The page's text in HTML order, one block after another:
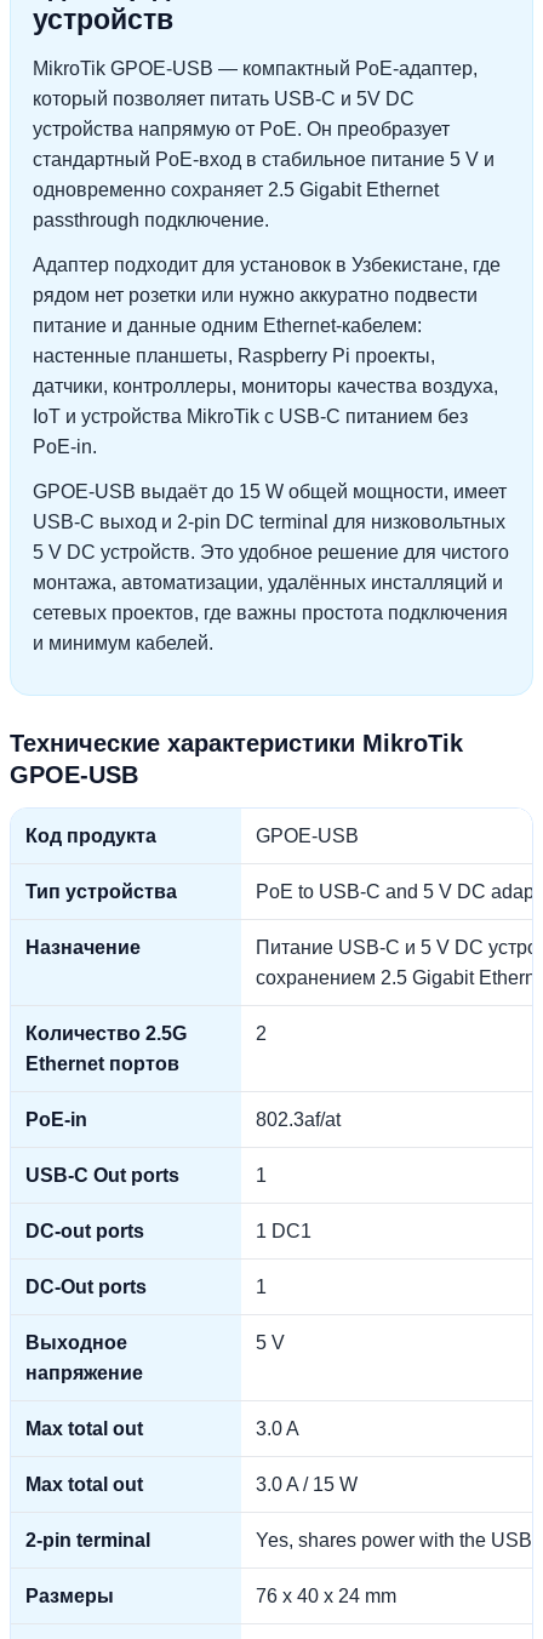
устройств
MikroTik GPOE-USB — компактный PoE-адаптер,
который позволяет питать USB-C и 5V DC
устройства напрямую от PoE. Он преобразует
стандартный PoE-вход в стабильное питание 5 V и
одновременно сохраняет 2.5 Gigabit Ethernet
passthrough подключение.
Адаптер подходит для установок в Узбекистане, где
рядом нет розетки или нужно аккуратно подвести
питание и данные одним Ethernet-кабелем:
настенные планшеты, Raspberry Pi проекты,
датчики, контроллеры, мониторы качества воздуха,
IoT и устройства MikroTik с USB-C питанием без
PoE-in.
GPOE-USB выдаёт до 15 W общей мощности, имеет
USB-C выход и 2-pin DC terminal для низковольтных
5 V DC устройств. Это удобное решение для чистого
монтажа, автоматизации, удалённых инсталляций и
сетевых проектов, где важны простота подключения
и минимум кабелей.
Технические характеристики MikroTik
GPOE-USB
Код продукта GPOE-USB
Тип устройства PoE to USB-C and 5 V DC
Назначение
Питание USB-C и 5 V DC
сохранением 2.5 Gigabit
Количество 2.5G
Ethernet портов
2
PoE-in 802.3af/at
USB-C Out ports 1
DC-out ports 1 DC1
DC-Out ports 1
Выходное
напряжение
5 V
Max total out 3.0 A
Max total out 3.0 A / 15 W
2-pin terminal Yes, shares power with the USB-
Размеры 76 x 40 x 24 mm